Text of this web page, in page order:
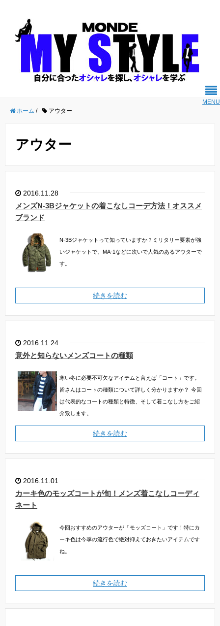
MENU
ホーム / アウター
アウター
2016.11.28
メンズN-3Bジャケットの着こなしコーデ方法！オススメ
ブランド
N-3Bジャケットって知っていますか？ミリタリー要素が強
いジャケットで、MA-1などに次いで人気のあるアウターで
す。
続きを読む
2016.11.24
意外と知らないメンズコートの種類
寒い冬に必要不可欠なアイテムと言えば「コート」です。
皆さんはコートの種類について詳しく分かりますか？ 今回
は代表的なコートの種類と特徴、そして着こなし方をご紹
介致します。
続きを読む
2016.11.01
カーキ色のモッズコートが旬！メンズ着こなしコーディ
ネート
今回おすすめのアウターが「モッズコート」です！特にカ
ーキ色は今季の流行色で絶対抑えておきたいアイテムです
ね。
続きを読む